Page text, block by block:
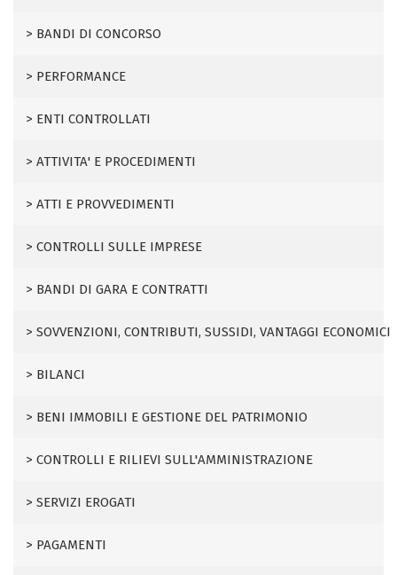
BANDI DI CONCORSO
PERFORMANCE
ENTI CONTROLLATI
ATTIVITA' E PROCEDIMENTI
ATTI E PROVVEDIMENTI
CONTROLLI SULLE IMPRESE
BANDI DI GARA E CONTRATTI
SOVVENZIONI, CONTRIBUTI, SUSSIDI, VANTAGGI ECONOMICI
BILANCI
BENI IMMOBILI E GESTIONE DEL PATRIMONIO
CONTROLLI E RILIEVI SULL'AMMINISTRAZIONE
SERVIZI EROGATI
PAGAMENTI